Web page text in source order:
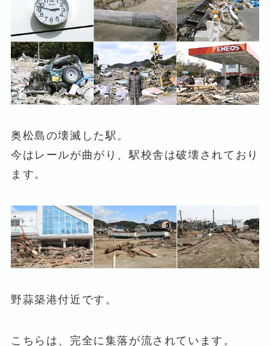
奥松島の壊滅した駅。
今はレールが曲がり、駅校舎は破壊されており
ます。
野蒜築港付近です。
こちらは、完全に集落が流されています。